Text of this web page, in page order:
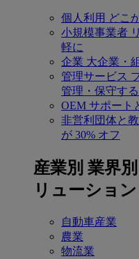
個人利用 どこ
小規模事業者
軽に
企業 大企業・
管理サービス
管理・保守する
OEM サポート
非営利団体と
が 30% オフ
産業別 業界
リューション
自動車産業
農業
物流業